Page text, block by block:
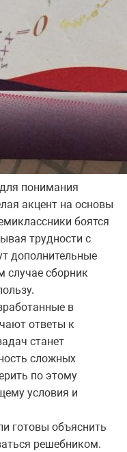
понимания
акцент на основы
боятся
трудности с
дополнительные
случае сборник
в
ответы к
станет
сложных
по этому
условия и
готовы объяснить
решебником.